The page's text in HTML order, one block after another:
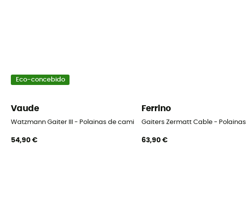
Eco-concebido
Vaude
Watzmann Gaiter III - Polainas de caminhada
54,90 €
Ferrino
Gaiters Zermatt Cable - Polainas
63,90 €